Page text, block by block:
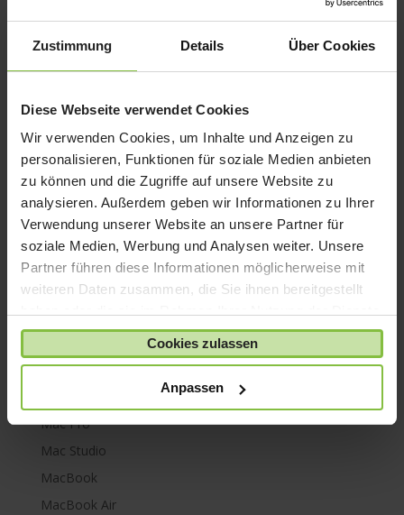
Zustimmung Details Über Cookies
Diese Webseite verwendet Cookies
Wir verwenden Cookies, um Inhalte und Anzeigen zu
personalisieren, Funktionen für soziale Medien anbieten
zu können und die Zugriffe auf unsere Website zu
analysieren. Außerdem geben wir Informationen zu Ihrer
Verwendung unserer Website an unsere Partner für
soziale Medien, Werbung und Analysen weiter. Unsere
Partner führen diese Informationen möglicherweise mit
weiteren Daten zusammen, die Sie ihnen bereitgestellt
gesammelt haben.
Cookies zulassen
Anpassen
iPad mini
iPad Pro
iPhone 6
iPhone SE
iPhone X
iPod nano
iPod shuffle
iPod touch
Kabel & Adapter
Kopfhörer
Lightning
Mac Pro
Mac Studio
MacBook
MacBook Air